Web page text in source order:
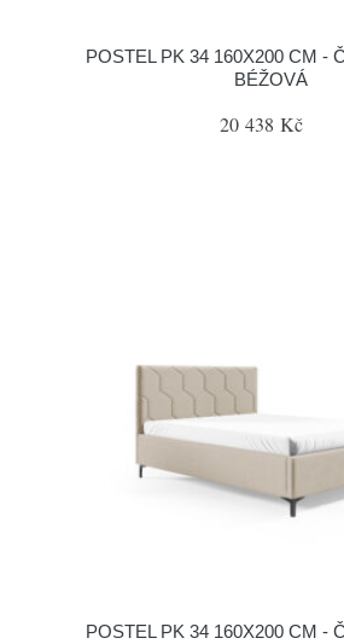
POSTEL PK 34 160X200 CM -
BÉŽOVÁ
20 438 Kč
POSTEL PK 34 160X200 CM -